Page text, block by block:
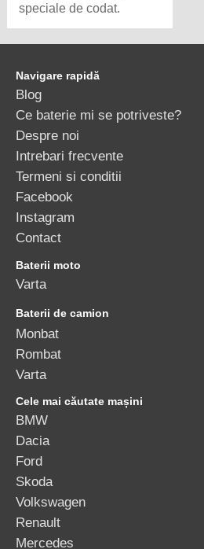
speciale de codat.
Navigare rapidă
Blog
Ce baterie mi se potriveste?
Despre noi
Intrebari frecvente
Termeni si conditii
Facebook
Instagram
Contact
Baterii moto
Varta
Baterii de camion
Monbat
Rombat
Varta
Cele mai căutate mașini
BMW
Dacia
Ford
Skoda
Volkswagen
Renault
Mercedes